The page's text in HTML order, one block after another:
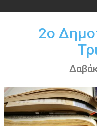
περιεχόμενο2ο